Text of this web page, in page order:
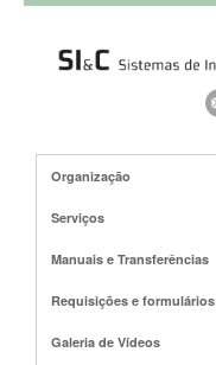
Organização
Serviços
Manuais e Transferências
Requisições e formulários
Galeria de Vídeos